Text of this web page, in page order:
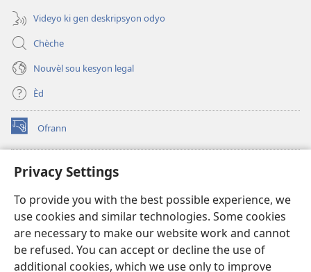
Privacy Settings
To provide you with the best possible experience, we
use cookies and similar technologies. Some cookies
are necessary to make our website work and cannot
be refused. You can accept or decline the use of
additional cookies, which we use only to improve
Videyo ki gen deskripsyon odyo
Chèche
Nouvèl sou kesyon legal
Èd
Ofrann
(opens
new
Bibliyotèk sou Entènèt
(opens
window)JW Hub
(opens
new
window)JW Library
Watchtower Library